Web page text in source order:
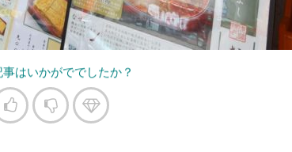
事はいかがででしたか？